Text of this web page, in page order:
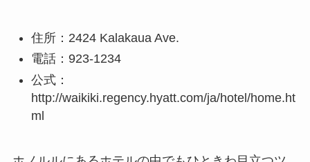
住所：2424 Kalakaua Ave.
電話：923-1234
公式：
http://waikiki.regency.hyatt.com/ja/hotel/home.ht
ml